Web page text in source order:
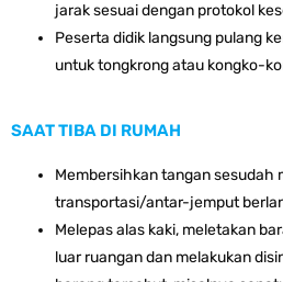
jarak sesuai dengan protokol
Peserta didik langsung pulang
untuk tongkrong atau kongko-
SAAT TIBA DI RUMAH
Membersihkan tangan sesudah
transportasi/antar-jemput
Melepas alas kaki, meletakan
luar ruangan dan melakukan